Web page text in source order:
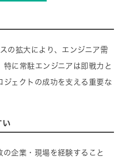
の拡大により、エンジニア需
特に常駐エンジニアは即戦力と
ジェクトの成功を支える重要な
い
企業・現場を経験すること